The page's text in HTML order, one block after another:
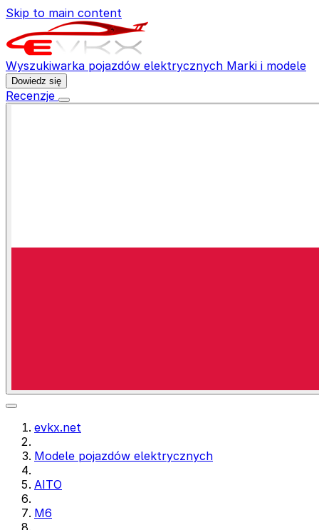
Skip to main content
Wyszukiwarka pojazdów elektrycznych Marki i modele
Dowiedz się
Recenzje
evkx.net
Modele pojazdów elektrycznych
AITO
M6